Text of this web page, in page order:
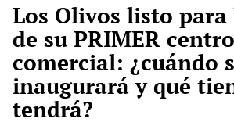
Los Olivos listo
de su PRIMER centro
comercial: ¿cuándo
inaugurará y qué
tendrá?